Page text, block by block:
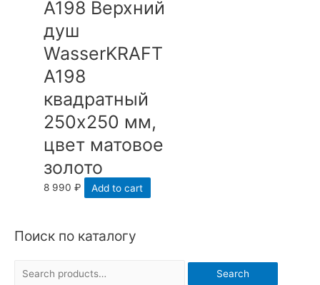
Поиск по каталогу
Search
А198 Верхний
душ
WasserKRAFT
A198
квадратный
250х250 мм,
цвет матовое
золото
8 990₽ Add to cart